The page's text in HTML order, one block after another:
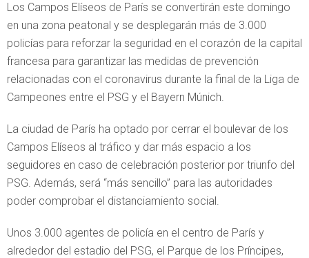
Los Campos Elíseos de París se convertirán este domingo
en una zona peatonal y se desplegarán más de 3.000
policías para reforzar la seguridad en el corazón de la capital
francesa para garantizar las medidas de prevención
relacionadas con el coronavirus durante la final de la Liga de
Campeones entre el PSG y el Bayern Múnich.
La ciudad de París ha optado por cerrar el boulevar de los
Campos Elíseos al tráfico y dar más espacio a los
seguidores en caso de celebración posterior por triunfo del
PSG. Además, será “más sencillo” para las autoridades
poder comprobar el distanciamiento social.
Unos 3.000 agentes de policía en el centro de París y
alrededor del estadio del PSG, el Parque de los Príncipes,